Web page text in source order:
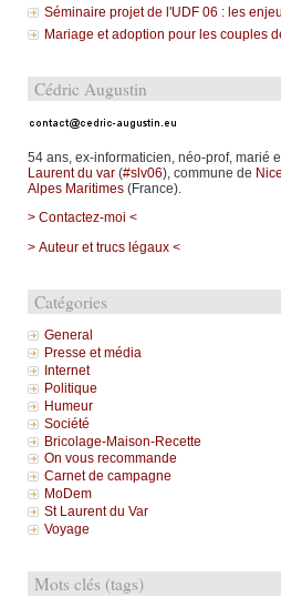
Séminaire projet de l'UDF 06 : les
Mariage et adoption pour les couples
Cédric Augustin
54 ans, ex-informaticien, néo-prof, marié
Laurent du var(#slv06), commune de
Alpes Maritimes(France).
> Contactez-moi <
> Auteur et trucs légaux <
Catégories
General
Presse et média
Internet
Politique
Humeur
Société
Bricolage-Maison-Recette
On vous recommande
Carnet de campagne
MoDem
St Laurent du Var
Voyage
Mots clés (tags)